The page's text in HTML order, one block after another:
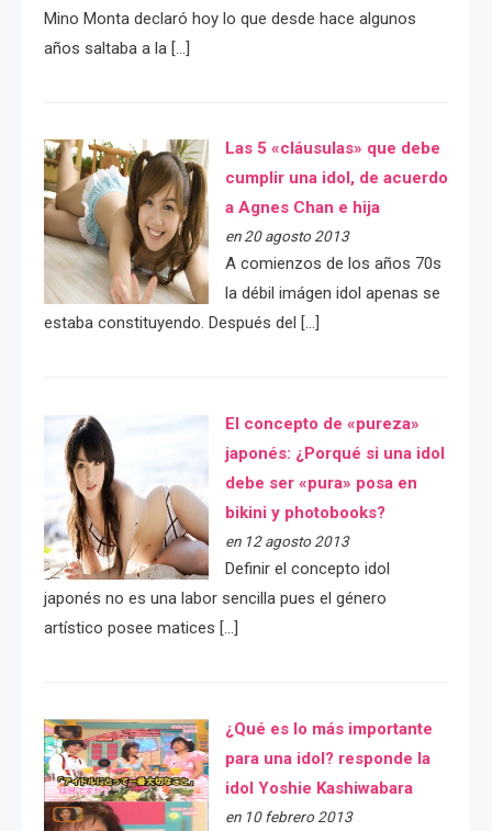
Mino Monta declaró hoy lo que desde hace algunos
años saltaba a la […]
Las 5 «cláusulas» que debe
cumplir una idol, de acuerdo
a Agnes Chan e hija
en 20 agosto 2013
A comienzos de los años 70s
la débil imágen idol apenas se
estaba constituyendo. Después del […]
El concepto de «pureza»
japonés: ¿Porqué si una idol
debe ser «pura» posa en
bikini y photobooks?
en 12 agosto 2013
Definir el concepto idol
japonés no es una labor sencilla pues el género
artístico posee matices […]
¿Qué es lo más importante
para una idol? responde la
idol Yoshie Kashiwabara
en 10 febrero 2013